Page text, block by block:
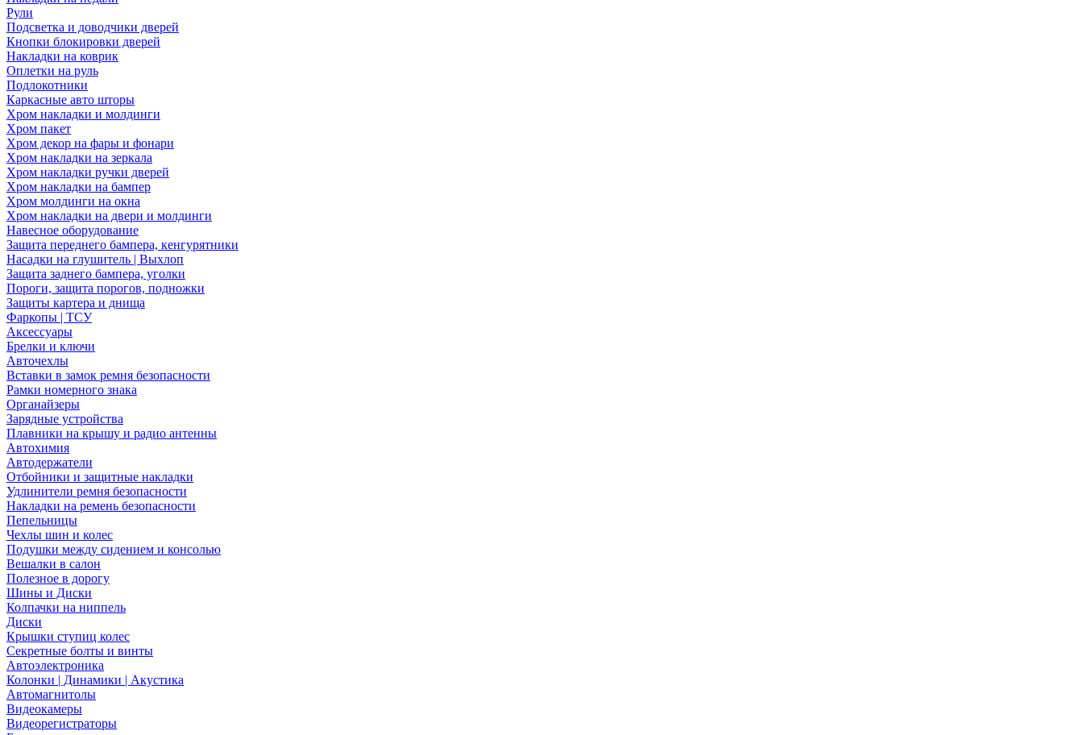
Рули
Подсветка и доводчики дверей
Кнопки блокировки дверей
Накладки на коврик
Оплетки на руль
Подлокотники
Каркасные авто шторы
Хром накладки и молдинги
Хром пакет
Хром декор на фары и фонари
Хром накладки на зеркала
Хром накладки ручки дверей
Хром накладки на бампер
Хром молдинги на окна
Хром накладки на двери и молдинги
Навесное оборудование
Защита переднего бампера, кенгурятники
Насадки на глушитель | Выхлоп
Защита заднего бампера, уголки
Пороги, защита порогов, подножки
Защиты картера и днища
Фаркопы | ТСУ
Аксессуары
Брелки и ключи
Авточехлы
Вставки в замок ремня безопасности
Рамки номерного знака
Органайзеры
Зарядные устройства
Плавники на крышу и радио антенны
Автохимия
Автодержатели
Отбойники и защитные накладки
Удлинители ремня безопасности
Накладки на ремень безопасности
Пепельницы
Чехлы шин и колес
Подушки между сидением и консолью
Вешалки в салон
Полезное в дорогу
Шины и Диски
Колпачки на ниппель
Диски
Крышки ступиц колес
Секретные болты и винты
Автоэлектроника
Колонки | Динамики | Акустика
Автомагнитолы
Видеокамеры
Видеорегистраторы